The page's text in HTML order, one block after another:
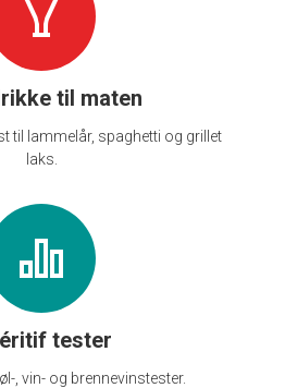
til maten
til lammelår, spaghetti og grillet
laks.
tester
, vin- og brennevinstester.